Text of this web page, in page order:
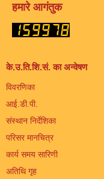
हमारे आगंतुक
के.उ.ति.शि.सं. का अन्वेषण
विवरणिका
आई.डी.पी.
संस्थान निर्देशिका
परिसर मानचित्र
कार्य समय सारिणी
अतिथि गृह